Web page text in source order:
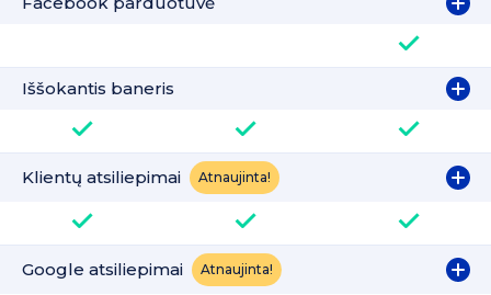
Iššokantis baneris
Klientų atsiliepimai Atnaujinta!
Google atsiliepimai Atnaujinta!